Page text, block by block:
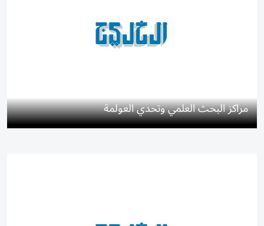
مراكز البحث العلمي وتحدي العولمة